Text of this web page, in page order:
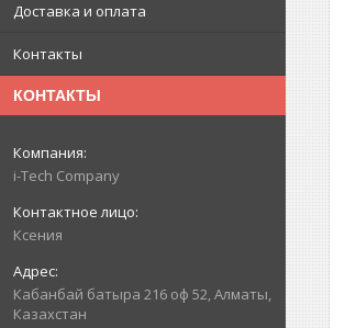
Доставка и оплата
Контакты
КОНТАКТЫ
i-Tech Company
Ксения
Кабанбай батыра 216 оф 52, Алматы,
Казахстан